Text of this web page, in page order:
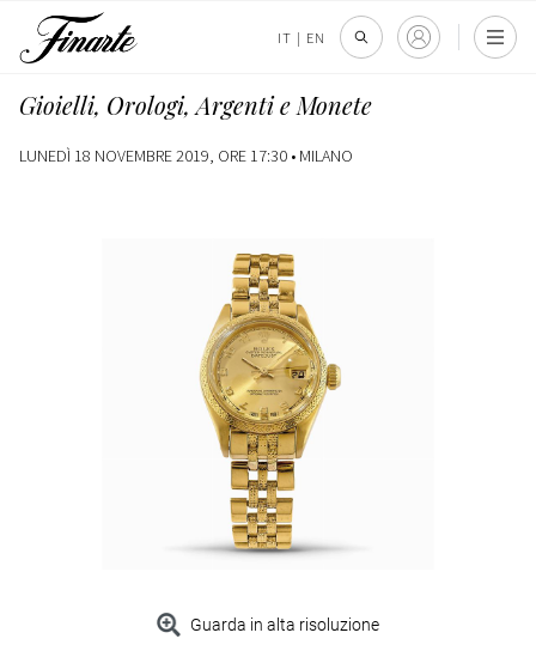
IT | EN
Gioielli, Orologi, Argenti e Monete
LUNEDÌ 18 NOVEMBRE 2019, ORE 17:30 • MILANO
Guarda in alta risoluzione